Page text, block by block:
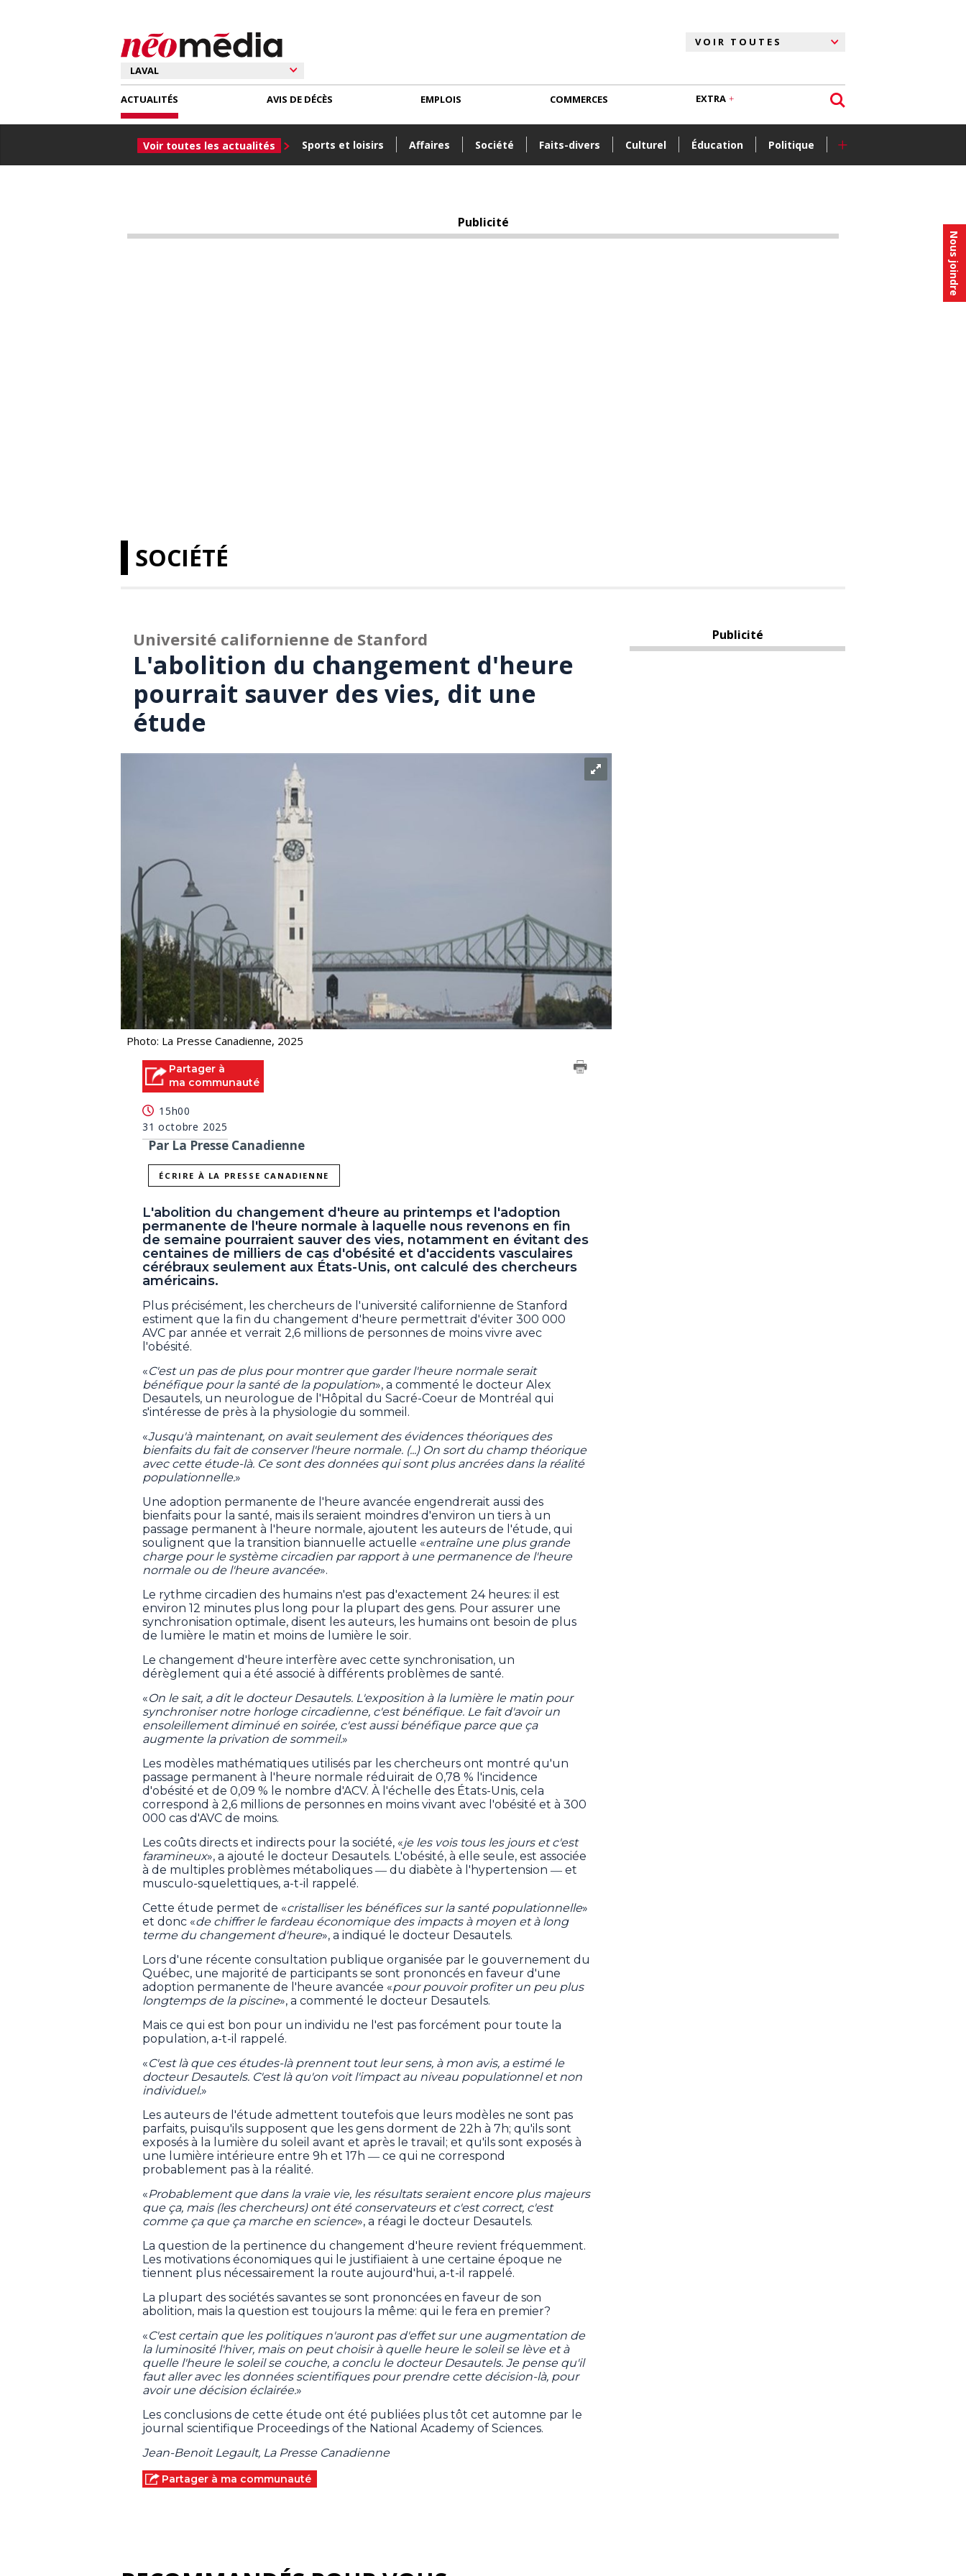
Nous joindre
ACTUALITÉS
Voir toutes les actualités Sports et loisirs Affaires Société Faits-divers Culturel Éducation Politique +
AVIS DE DÉCÈS EMPLOIS COMMERCES EXTRA
Publicité
SOCIÉTÉ
Université californienne de Stanford
L'abolition du changement d'heure
pourrait sauver des vies, dit une
étude
Photo: La Presse Canadienne, 2025
Partager à
ma communauté
15h00
31 octobre 2025
Par La Presse Canadienne
ÉCRIRE À LA PRESSE CANADIENNE
L'abolition du changement d'heure au printemps et l'adoption
permanente de l'heure normale à laquelle nous revenons en fin
de semaine pourraient sauver des vies, notamment en évitant des
centaines de milliers de cas d'obésité et d'accidents vasculaires
cérébraux seulement aux États-Unis, ont calculé des chercheurs
américains.
Plus précisément, les chercheurs de l'université californienne de Stanford
estiment que la fin du changement d'heure permettrait d'éviter 300 000
AVC par année et verrait 2,6 millions de personnes de moins vivre avec
l'obésité.
«C'est un pas de plus pour montrer que garder l'heure normale serait
bénéfique pour la santé de la population», a commenté le docteur Alex
Desautels, un neurologue de l'Hôpital du Sacré-Coeur de Montréal qui
s'intéresse de près à la physiologie du sommeil.
«Jusqu'à maintenant, on avait seulement des évidences théoriques des
bienfaits du fait de conserver l'heure normale. (...) On sort du champ théorique
avec cette étude-là. Ce sont des données qui sont plus ancrées dans la réalité
populationnelle.»
Une adoption permanente de l'heure avancée engendrerait aussi des
bienfaits pour la santé, mais ils seraient moindres d'environ un tiers à un
passage permanent à l'heure normale, ajoutent les auteurs de l'étude, qui
soulignent que la transition biannuelle actuelle «entraîne une plus grande
charge pour le système circadien par rapport à une permanence de l'heure
normale ou de l'heure avancée».
Le rythme circadien des humains n'est pas d'exactement 24 heures: il est
environ 12 minutes plus long pour la plupart des gens. Pour assurer une
synchronisation optimale, disent les auteurs, les humains ont besoin de plus
de lumière le matin et moins de lumière le soir.
Le changement d'heure interfère avec cette synchronisation, un
dérèglement qui a été associé à différents problèmes de santé.
«On le sait, a dit le docteur Desautels. L'exposition à la lumière le matin pour
synchroniser notre horloge circadienne, c'est bénéfique. Le fait d'avoir un
ensoleillement diminué en soirée, c'est aussi bénéfique parce que ça
augmente la privation de sommeil.»
Les modèles mathématiques utilisés par les chercheurs ont montré qu'un
passage permanent à l'heure normale réduirait de 0,78 % l'incidence
d'obésité et de 0,09 % le nombre d'ACV. À l'échelle des États-Unis, cela
correspond à 2,6 millions de personnes en moins vivant avec l'obésité et à 300
000 cas d'AVC de moins.
Les coûts directs et indirects pour la société, «je les vois tous les jours et c'est
faramineux», a ajouté le docteur Desautels. L'obésité, à elle seule, est associée
à de multiples problèmes métaboliques ― du diabète à l'hypertension ― et
musculo-squelettiques, a-t-il rappelé.
Cette étude permet de «cristalliser les bénéfices sur la santé populationnelle»
et donc «de chiffrer le fardeau économique des impacts à moyen et à long
terme du changement d'heure», a indiqué le docteur Desautels.
Lors d'une récente consultation publique organisée par le gouvernement du
Québec, une majorité de participants se sont prononcés en faveur d'une
adoption permanente de l'heure avancée «pour pouvoir profiter un peu plus
longtemps de la piscine», a commenté le docteur Desautels.
Mais ce qui est bon pour un individu ne l'est pas forcément pour toute la
population, a-t-il rappelé.
«C'est là que ces études-là prennent tout leur sens, à mon avis, a estimé le
docteur Desautels. C'est là qu'on voit l'impact au niveau populationnel et non
individuel.»
Les auteurs de l'étude admettent toutefois que leurs modèles ne sont pas
parfaits, puisqu'ils supposent que les gens dorment de 22h à 7h; qu'ils sont
exposés à la lumière du soleil avant et après le travail; et qu'ils sont exposés à
une lumière intérieure entre 9h et 17h ― ce qui ne correspond
probablement pas à la réalité.
«Probablement que dans la vraie vie, les résultats seraient encore plus majeurs
que ça, mais (les chercheurs) ont été conservateurs et c'est correct, c'est
comme ça que ça marche en science», a réagi le docteur Desautels.
La question de la pertinence du changement d'heure revient fréquemment.
Les motivations économiques qui le justifiaient à une certaine époque ne
tiennent plus nécessairement la route aujourd'hui, a-t-il rappelé.
La plupart des sociétés savantes se sont prononcées en faveur de son
abolition, mais la question est toujours la même: qui le fera en premier?
«C'est certain que les politiques n'auront pas d'effet sur une augmentation de
la luminosité l'hiver, mais on peut choisir à quelle heure le soleil se lève et à
quelle l'heure le soleil se couche, a conclu le docteur Desautels. Je pense qu'il
faut aller avec les données scientifiques pour prendre cette décision-là, pour
avoir une décision éclairée.»
Les conclusions de cette étude ont été publiées plus tôt cet automne par le
journal scientifique Proceedings of the National Academy of Sciences.
Jean-Benoit Legault, La Presse Canadienne
Partager à ma communauté
Publicité